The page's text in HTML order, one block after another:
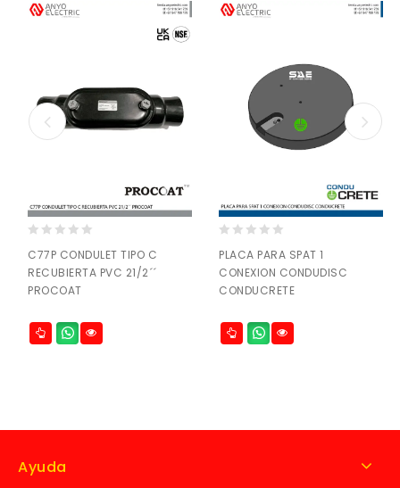
out
of
5
C77P CONDULET TIPO C
RECUBIERTA PVC 21/2´´
PROCOAT
out
of
5
PLACA PARA SPAT 1
CONEXION CONDUDISC
CONDUCRETE
Ayuda